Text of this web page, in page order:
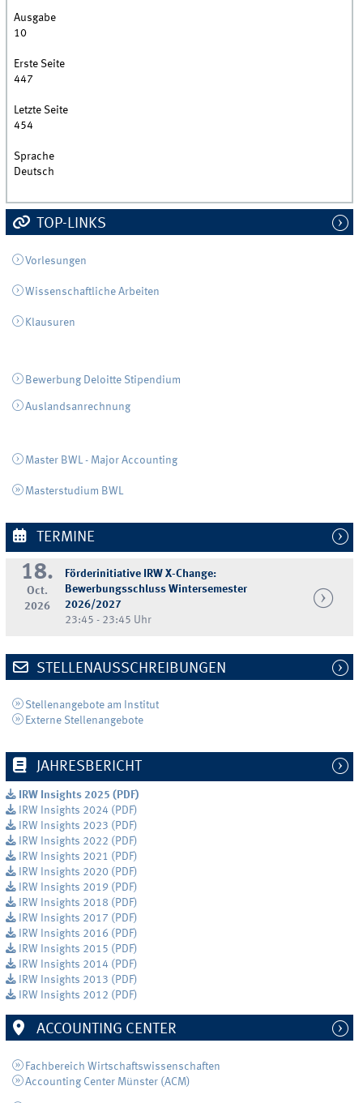
Ausgabe
10
Erste Seite
447
Letzte Seite
454
Sprache
Deutsch
TOP-LINKS
Vorlesungen
Wissenschaftliche Arbeiten
Klausuren
Bewerbung Deloitte Stipendium
Auslandsanrechnung
Master BWL - Major Accounting
Masterstudium BWL
TERMINE
18.
Oct.
2026
Förderinitiative IRW X-Change:
Bewerbungsschluss Wintersemester
2026/2027
23:45 - 23:45 Uhr
STELLENAUSSCHREIBUNGEN
Stellenangebote am Institut
Externe Stellenangebote
JAHRESBERICHT
IRW Insights 2025 (PDF)
IRW Insights 2024 (PDF)
IRW Insights 2023 (PDF)
IRW Insights 2022 (PDF)
IRW Insights 2021 (PDF)
IRW Insights 2020 (PDF)
IRW Insights 2019 (PDF)
IRW Insights 2018 (PDF)
IRW Insights 2017 (PDF)
IRW Insights 2016 (PDF)
IRW Insights 2015 (PDF)
IRW Insights 2014 (PDF)
IRW Insights 2013 (PDF)
IRW Insights 2012 (PDF)
ACCOUNTING CENTER
Fachbereich Wirtschaftswissenschaften
Accounting Center Münster (ACM)